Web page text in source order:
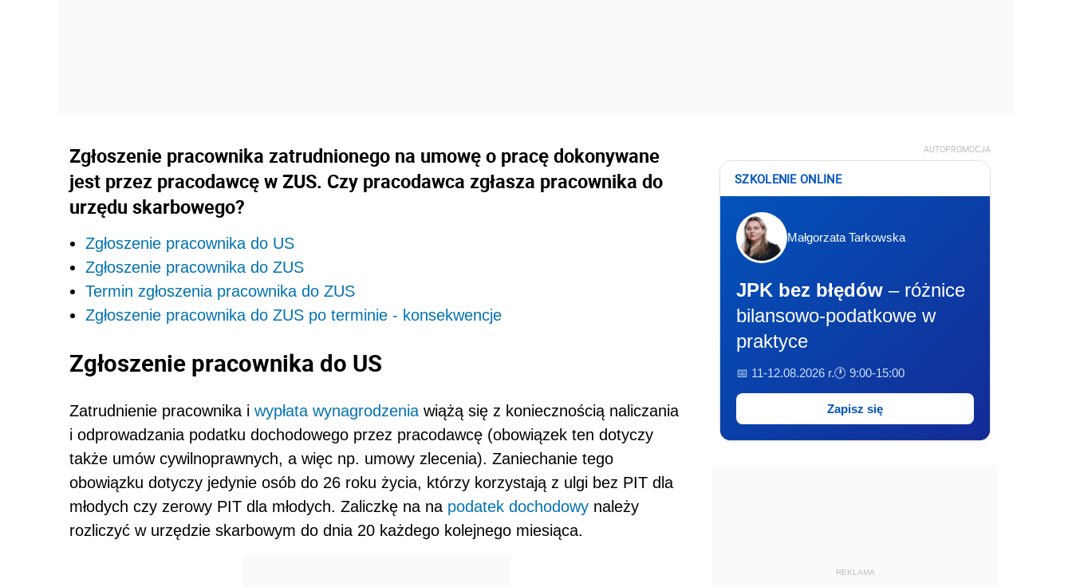
Zgłoszenie pracownika zatrudnionego na umowę o pracę dokonywane
jest przez pracodawcę w ZUS. Czy pracodawca zgłasza pracownika do
urzędu skarbowego?
Zgłoszenie pracownika do US
Zgłoszenie pracownika do ZUS
Termin zgłoszenia pracownika do ZUS
Zgłoszenie pracownika do ZUS po terminie - konsekwencje
Zgłoszenie pracownika do US
Zatrudnienie pracownika i wypłata wynagrodzenia wiążą się z koniecznością naliczania
i odprowadzania podatku dochodowego przez pracodawcę (obowiązek ten dotyczy
także umów cywilnoprawnych, a więc np. umowy zlecenia). Zaniechanie tego
obowiązku dotyczy jedynie osób do 26 roku życia, którzy korzystają z ulgi bez PIT dla
młodych czy zerowy PIT dla młodych. Zaliczkę na na podatek dochodowy należy
rozliczyć w urzędzie skarbowym do dnia 20 każdego kolejnego miesiąca.
AUTOPROMOCJA
SZKOLENIE ONLINE
Małgorzata Tarkowska
JPK bez błędów – różnice
bilansowo-podatkowe w
praktyce
📅 11-12.08.2026 r.🕐 9:00-15:00
Zapisz się
REKLAMA